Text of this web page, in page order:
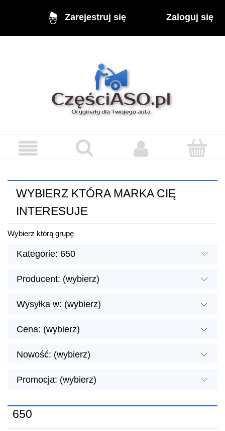
Zarejestruj się Zaloguj się
WYBIERZ KTÓRA MARKA CIĘ
INTERESUJE
Wybierz którą grupę
Kategorie: 650
Producent: (wybierz)
Wysyłka w: (wybierz)
Cena: (wybierz)
Nowość: (wybierz)
Promocja: (wybierz)
650